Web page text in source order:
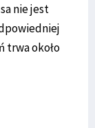
nie jest
trwa około